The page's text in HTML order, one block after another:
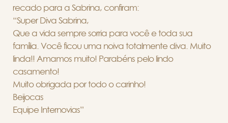
recado para a Sabrina, confiram:
“Super Diva Sabrina,
Que a vida sempre sorria para você e toda sua
família. Você ficou uma noiva totalmente diva. Muito
linda!! Amamos muito! Parabéns pelo lindo
casamento!
Muito obrigada por todo o carinho!
Beijocas
Equipe Internovias”